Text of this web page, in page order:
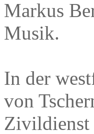
Markus
Musik.
In der
von
Zivildienst